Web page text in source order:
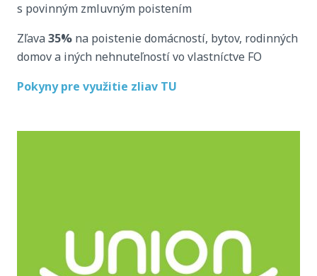
s povinným zmluvným poistením
Zľava 35% na poistenie domácností, bytov, rodinných
domov a iných nehnuteľností vo vlastníctve FO
Pokyny pre využitie zliav TU